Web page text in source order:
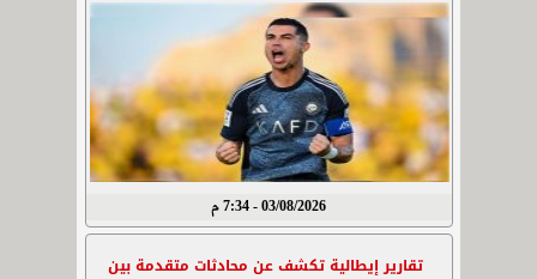
03/08/2026 - 7:34 م
تقارير إيطالية تكشف عن محادثات متقدمة بين